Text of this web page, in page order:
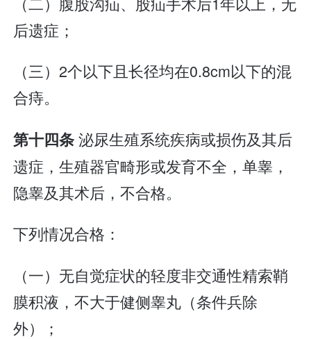
后遗症；
（三）2个以下且长径均在0.8cm以下的混
合痔。
第十四条泌尿生殖系统疾病或损伤及其后
遗症，生殖器官畸形或发育不全，单睾，
隐睾及其术后，不合格。
下列情况合格：
（一）无自觉症状的轻度非交通性精索鞘
膜积液，不大于健侧睾丸（条件兵除
外）；